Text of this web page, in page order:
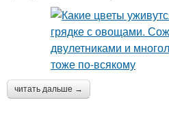
читать дальше →